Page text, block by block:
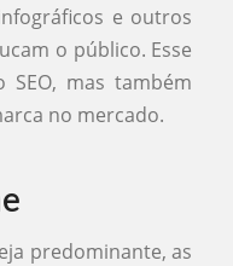
e outros
o público. Esse
mas também
no mercado.
predominante, as